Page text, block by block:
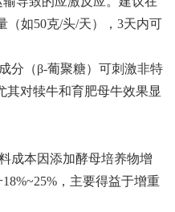
（如50克/头/天），3天内可
分（β-葡聚糖）可刺激非特
其对犊牛和育肥母牛效果显
成本因添加酵母培养物增
，主要得益于增重